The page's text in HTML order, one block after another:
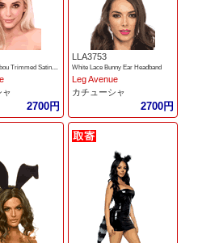
2700円
LLA3753
White Lace Bunny Ear Headband
Leg Avenue
カチューシャ
2700円